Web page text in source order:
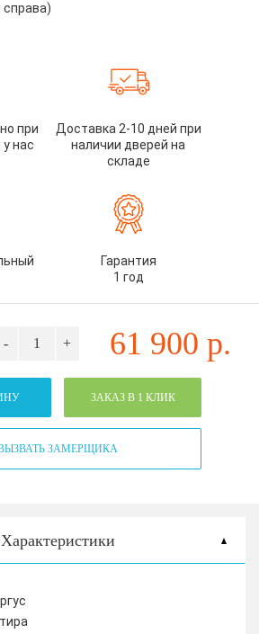
справа)
при
нас
Доставка 2-10 дней при
наличии дверей на
складе
Гарантия
1 год
- + 61 900 р.
ЗАКАЗ В 1 КЛИК
ЗАМЕРЩИКА
Характеристики